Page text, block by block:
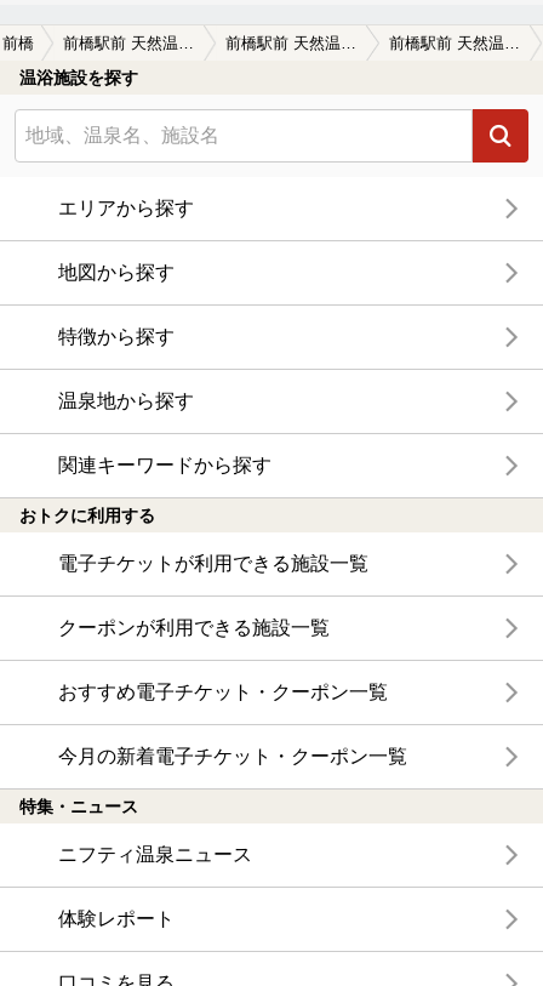
前橋
温浴施設を探す
エリアから探す
地図から探す
特徴から探す
温泉地から探す
関連キーワードから探す
おトクに利用する
電子チケットが利用できる施設一覧
クーポンが利用できる施設一覧
おすすめ電子チケット・クーポン一覧
今月の新着電子チケット・クーポン一覧
特集・ニュース
ニフティ温泉ニュース
体験レポート